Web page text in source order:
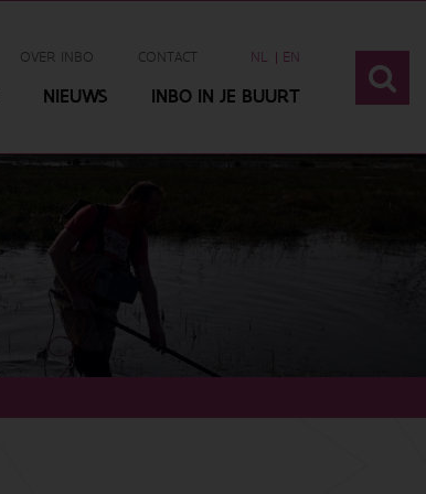
OVER INBO CONTACT NL EN
NIEUWS INBO IN JE BUURT